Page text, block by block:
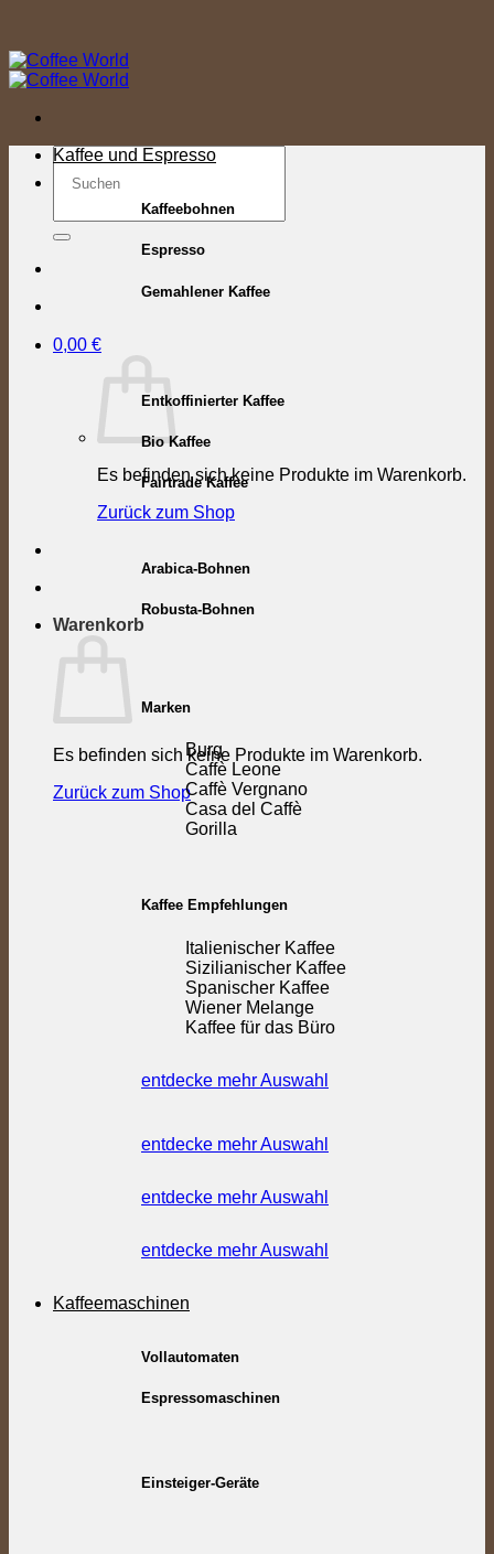
springen
Suchen
nach:
0,00 €
Es befinden sich keine Produkte im Warenkorb.
Zurück zum Shop
Warenkorb
Es befinden sich keine Produkte im Warenkorb.
Zurück zum Shop
Kaffee und Espresso
Kaffeebohnen
Espresso
Gemahlener Kaffee
Entkoffinierter Kaffee
Bio Kaffee
Fairtrade Kaffee
Arabica-Bohnen
Robusta-Bohnen
Marken
Burg
Caffè Leone
Caffè Vergnano
Casa del Caffè
Gorilla
Kaffee Empfehlungen
Italienischer Kaffee
Sizilianischer Kaffee
Spanischer Kaffee
Wiener Melange
Kaffee für das Büro
entdecke mehr Auswahl
entdecke mehr Auswahl
entdecke mehr Auswahl
entdecke mehr Auswahl
Kaffeemaschinen
Vollautomaten
Espressomaschinen
Einsteiger-Geräte